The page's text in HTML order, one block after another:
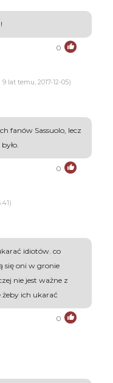
0
lat temu, 2017-12-05)
fanów Sassuolo, lecz
0
idiotów. co
się oni w gronie
nie jest ważne z
ich ukarać
0